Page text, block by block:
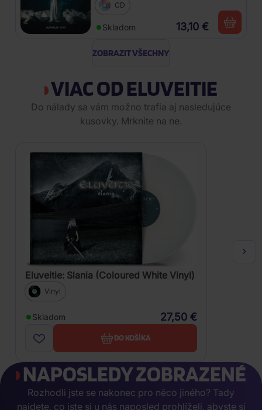
CD
Skladom 13,10 €
ZOBRAZIT VŠECHNY
VIAC OD ELUVEITIE
Do nálady sa vám možno trafia aj nasledujúce
kusovky. Mrknite na ne.
Eluveitie: Slania (Coloured White Vinyl)
Vinyl
Skladom 27,50 €
DO KOŠÍKA
NAPOSLEDY ZOBRAZENÉ
Rozhodli jste se nakonec pro něco jiného? Tady
najdete, co jste si u nás naposled prohlíželi, abyste si